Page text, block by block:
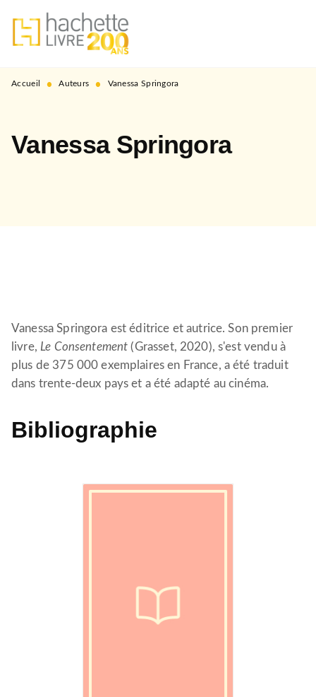
MENU RECHERCHE
PIED DE PAGE
Accueil • Auteurs • Vanessa Springora
Vanessa Springora
Vanessa Springora est éditrice et autrice. Son premier
livre, Le Consentement(Grasset, 2020), s'est vendu à
plus de 375 000 exemplaires en France, a été traduit
dans trente-deux pays et a été adapté au cinéma.
Bibliographie